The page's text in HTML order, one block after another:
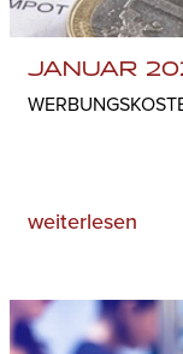
JANUAR
weiterlesen